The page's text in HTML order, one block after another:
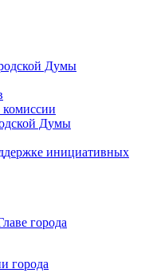
Думы
комиссии
Думы
инициативных
города
города